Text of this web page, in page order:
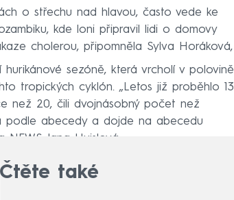
o střechu nad hlavou, často vede ke
kde loni připravil lidi o domovy
cholerou, připomněla Sylva Horáková,
sezóně, která vrcholí v polovině
tropických cyklón. „Letos již proběhlo 13
než 20, čili dvojnásobný počet než
podle abecedy a dojde na abecedu
Jana Hujslová.
Čtěte také